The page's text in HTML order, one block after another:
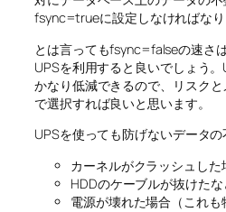
fsync=trueに設定しなければなり
とは言ってもfsync=falseの速さ
UPSを利用すると良いでしょう
かなり低減できるので、リスク
で選択すれば良いと思います。
UPSを使っても防げないデータの
カーネルがクラッシュした
HDDのケーブルが抜けた
電源が壊れた場合（これ